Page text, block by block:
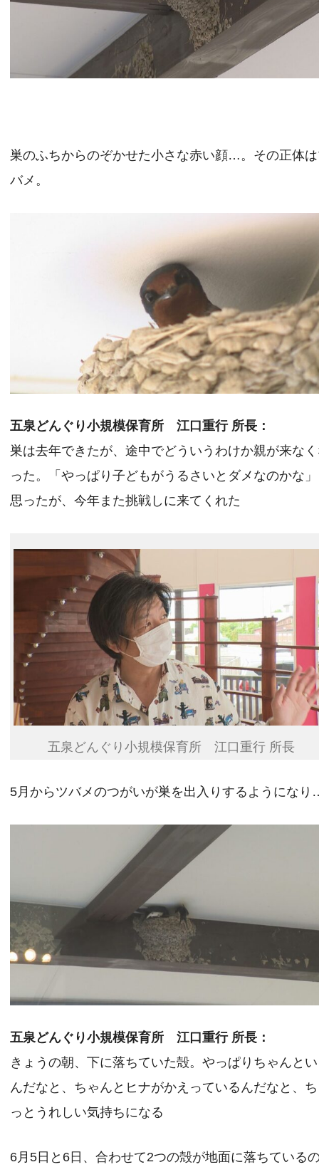
巣のふちからのぞかせた小さな赤い顔…。その正体
バメ。
五泉どんぐり小規模保育所 江口重行 所長：
巣は去年できたが、途中でどういうわけか親が来な
った。「やっぱり子どもがうるさいとダメなのかな
思ったが、今年また挑戦しに来てくれた
五泉どんぐり小規模保育所 江口重行 所長
5月からツバメのつがいが巣を出入りするようにな
五泉どんぐり小規模保育所 江口重行 所長：
きょうの朝、下に落ちていた殻。やっぱりちゃんと
んだなと、ちゃんとヒナがかえっているんだなと、
っとうれしい気持ちになる
6月5日と6日、合わせて2つの殻が地面に落ちている